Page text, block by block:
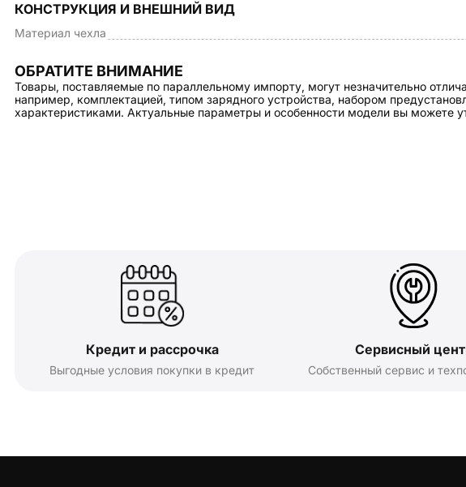
КОНСТРУКЦИЯ И ВНЕШНИЙ ВИД
Материал чехла
ОБРАТИТЕ ВНИМАНИЕ
Товары, поставляемые по параллельному импорту, могут незначительно
например, комплектацией, типом зарядного устройства, набором
характеристиками. Актуальные параметры и особенности модели вы можете
Кредит и рассрочка
Выгодные условия покупки в кредит
Сервисный
Собственный сервис и